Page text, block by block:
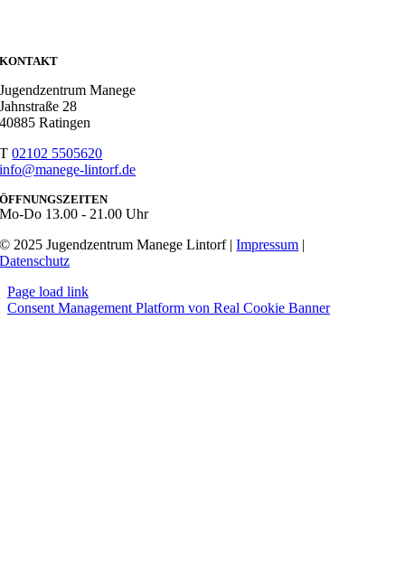
KONTAKT
Jugendzentrum Manege
Jahnstraße 28
40885 Ratingen
T02102 5505620
info@manege-lintorf.de
ÖFFNUNGSZEITEN
Mo-Do 13.00 - 21.00 Uhr
© 2025 Jugendzentrum Manege Lintorf |Impressum |
Datenschutz
Page load link
Consent Management Platform von Real Cookie Banner